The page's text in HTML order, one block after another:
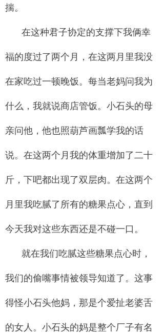
揣。
在这种君子协定的支撑下我俩幸
福的度过了两个月，在这两月里我没
在家吃过一顿晚饭。每当老妈问我为
什么，我就说商店管饭。小石头的母
亲问他，他也照葫芦画瓢学我的话
说。在这两个月我的体重增加了二十
斤，下吧都出现了双层肉。在这两个
月里我吃腻了所有的糖果点心，直到
今天我对这些东西还是不碰一口。
就在我们吃腻这些糖果点心时，
我们的偷嘴事情被领导知道了。这事
得怪小石头他妈，那是个爱扯老婆舌
的女人。小石头的妈是整个厂子有名